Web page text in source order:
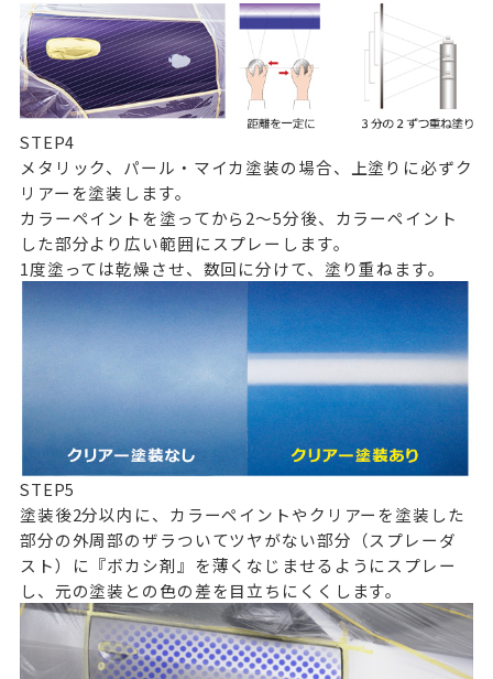
STEP4
メタリック、パール・マイカ塗装の場合、上塗りに必ずク
リアーを塗装します。
カラーペイントを塗ってから2～5分後、カラーペイント
した部分より広い範囲にスプレーします。
1度塗っては乾燥させ、数回に分けて、塗り重ねます。
STEP5
塗装後2分以内に、カラーペイントやクリアーを塗装した
部分の外周部のザラついてツヤがない部分（スプレーダ
スト）に『ボカシ剤』を薄くなじませるようにスプレー
し、元の塗装との色の差を目立ちにくくします。